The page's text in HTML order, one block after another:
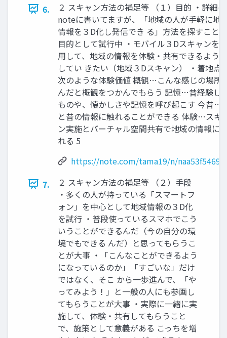
6.
２ スキャン方法の補足等 （１）目的 ・詳細は
noteに書いてますが、「地域の人が手軽に地
情報を３D化し発信でき る」方法を探すことを
目的として試行中 ・モバイル３Dスキャンを活
用して、地域の情報を体験・共有できるように
してい きたい（地域３Dスキャン） ・着地点
次のような体験価値 概観…こんな感じの場所
んだと概観をつかんでもらう 記憶…昔経験し
ものや、懐かしさや記憶を呼び起こす 今昔…
と昔の情報に触れることができる 体験…スキ
ン実施とバーチャル空間共有で地域の情報に
れる 5
https://note.com/tama19/n/
7.
２ スキャン方法の補足等 （２）手段
・多くの人が持っている「スマートフ
ォン」を中心として地域情報の３D化
を試行 ・普段使っているスマホでこう
いうことができるんだ（今の自分の環
境でもできる んだ）と思ってもらうこ
とが大事 ・「こんなことができるよう
になっているのか」「すごいな」だけ
ではなく、そこ から一歩進んで、「や
ってみよう！」と一般の人にも参画し
てもらうことが大事 ・実際に一緒に実
施して、体験・共有してもらうこと
で、施策として意義がある こっちを増